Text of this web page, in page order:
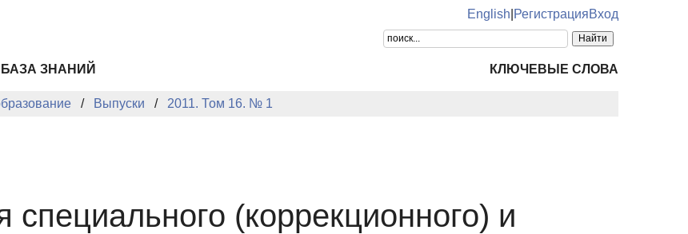
English РегистрацияВход
БАЗА ЗНАНИЙ КЛЮЧЕВЫЕ СЛОВА
Выпуски 2011. Том 16. № 1
(коррекционного) и